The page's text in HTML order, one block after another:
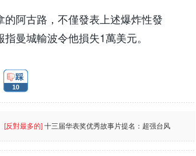
阿古路，不僅發表上述爆炸性發
曼城輸波令他損失1萬美元。
踩:
10
[反對最多的] 十三届华表奖优秀故事片提名：超强台风